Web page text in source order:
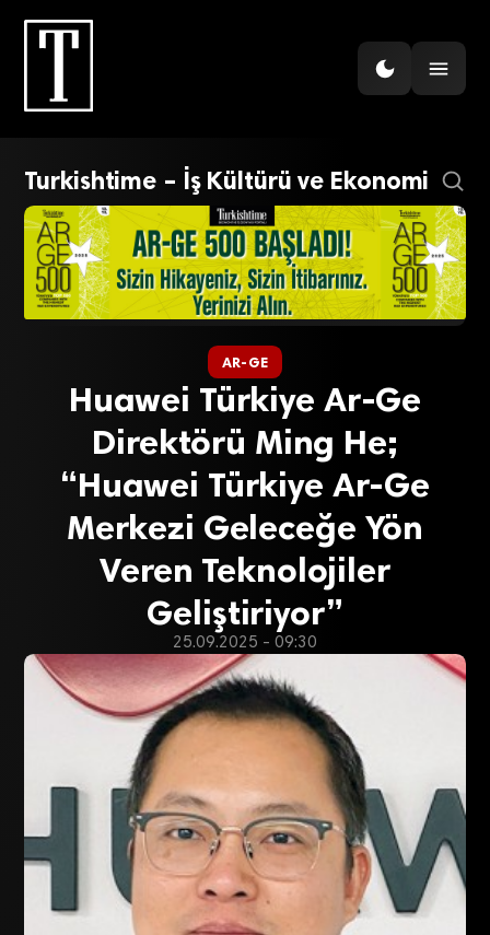
Turkishtime – İş Kültürü ve Ekonomi
AR-GE
Huawei Türkiye Ar-Ge
Direktörü Ming He;
“Huawei Türkiye Ar-Ge
Merkezi Geleceğe Yön
Veren Teknolojiler
Geliştiriyor”
25.09.2025 - 09:30